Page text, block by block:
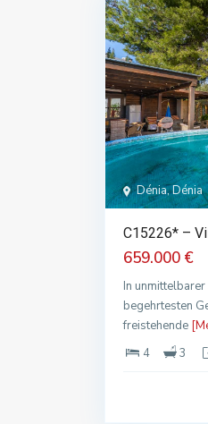
Dénia, Dénia
C15226* –
659.000 €
In
begehrtesten
freistehende
4
3